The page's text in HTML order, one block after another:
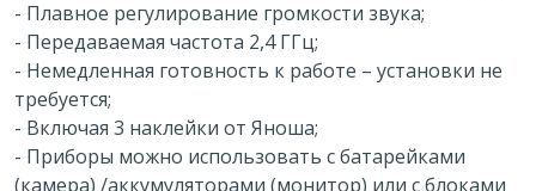
- Плавное регулирование громкости звука;
- Передаваемая частота 2,4 ГГц;
- Немедленная готовность к работе – установки не
требуется;
- Включая 3 наклейки от Яноша;
- Приборы можно использовать с батарейками
(камера) /аккумуляторами (монитор) или с блоками